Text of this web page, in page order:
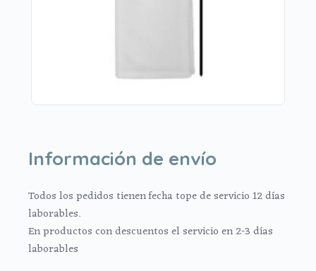
Información de envío
Todos los pedidos tienen fecha tope de servicio 12 días
laborables.
En productos con descuentos el servicio en 2-3 días
laborables